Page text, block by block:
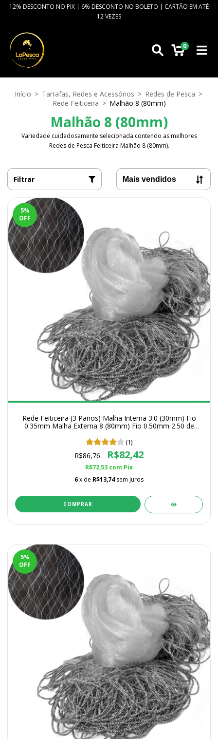
12% DESCONTO NO PIX | 6% DESCONTO NO BOLETO | CARTÃO EM ATÉ
12 VEZES
0
Início > Tarrafas, Redes e Acessórios > Redes de Pesca >
Rede Feiticeira > Malhão 8 (80mm)
Malhão 8 (80mm)
Variedade cuidadosamente selecionada contendo as melhores
Redes de Pesca Feiticeira Malhão 8 (80mm).
Filtrar
5%
OFF
Rede Feiticeira (3 Panos) Malha Interna 3.0 (30mm) Fio
0.35mm Malha Externa 8 (80mm) Fio 0.50mm 2.50 de
(1)
R$86,76 R$82,42
R$72,53 com Pix
6x de R$13,74 sem juros
COMPRAR
5%
OFF